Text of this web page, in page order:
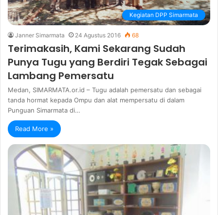
Kegiatan DPP Simarmata
Janner Simarmata 24 Agustus 2016 68
Terimakasih, Kami Sekarang Sudah
Punya Tugu yang Berdiri Tegak Sebagai
Lambang Pemersatu
Medan, SIMARMATA.or.id – Tugu adalah pemersatu dan sebagai
tanda hormat kepada Ompu dan alat mempersatu di dalam
Punguan Simarmata di…
Read More »